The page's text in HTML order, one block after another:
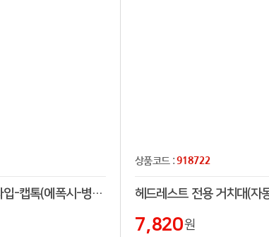
스마트톡 그립 타입-캡톡(에폭시-병뚜껑형)
상품코드 :918722
7,820원